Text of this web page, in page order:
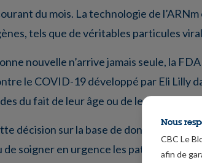
du mois. La technologie de
tels que de véritables particules
nouvelle n’arrive jamais seule, la
le COVID-19 développé par Eli Lilly
du fait de leur âge ou de leur état de
décision sur la base de données
de soigner en urgence les patients à
Nous
CBC Le
afin de